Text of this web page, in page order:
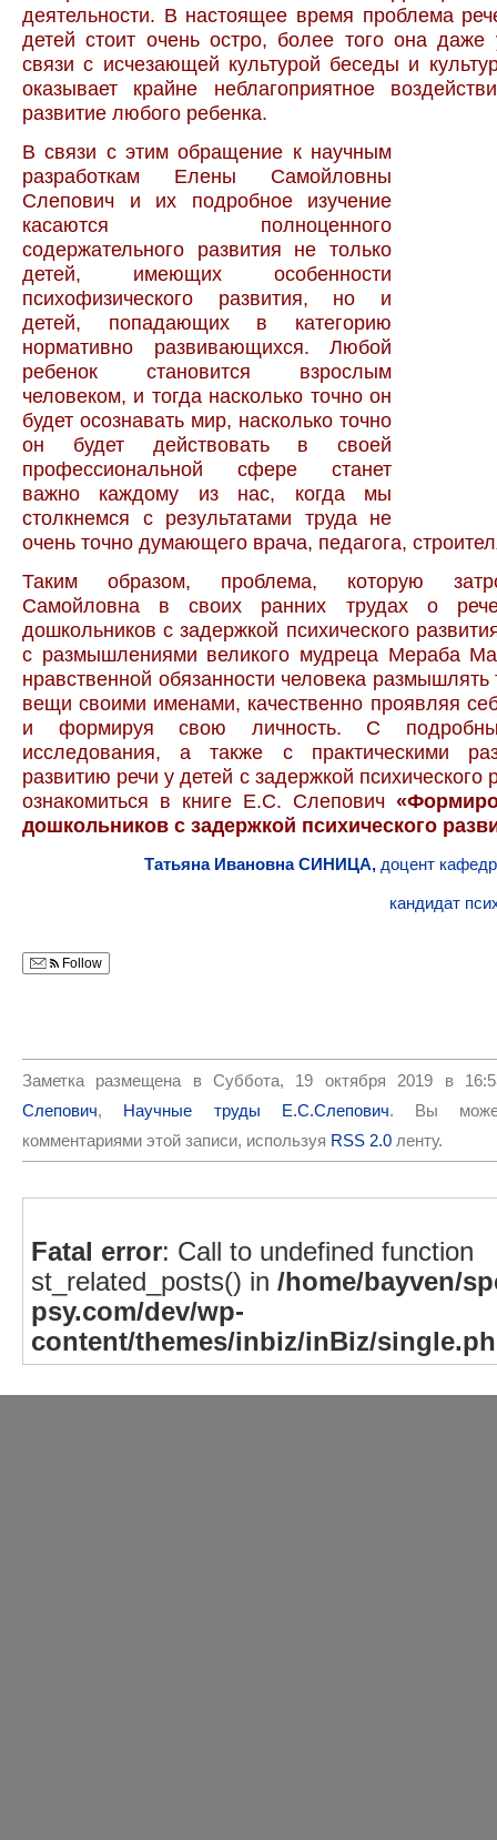
деятельности. В настоящее время проблема
детей стоит очень остро, более того она даже
связи с исчезающей культурой беседы и
оказывает крайне неблагоприятное
развитие любого ребенка.
В связи с этим обращение к научным
разработкам Елены Самойловны
Слепович и их подробное изучение
касаются полноценного
содержательного развития не только
детей, имеющих особенности
психофизического развития, но и
детей, попадающих в категорию
нормативно развивающихся. Любой
ребенок становится взрослым
человеком, и тогда насколько точно он
будет осознавать мир, насколько точно
он будет действовать в своей
профессиональной сфере станет
важно каждому из нас, когда мы
столкнемся с результатами труда не
очень точно думающего врача, педагога,
Таким образом, проблема, которую
Самойловна в своих ранних трудах о
дошкольников с задержкой психического
с размышлениями великого мудреца Мераба
нравственной обязанности человека размышлять
вещи своими именами, качественно проявляя
и формируя свою личность. С
исследования, а также с практическими
развитию речи у детей с задержкой психического
ознакомиться в книге Е.С. Слепович
дошкольников с задержкой психического
Татьяна Ивановна СИНИЦА, доцент
кандидат
Follow
Заметка размещена в Суббота, 19 октября 2019 в
Слепович, Научные труды Е.С.Слепович. Вы
комментариями этой записи, используя RSS 2.0 ленту.
Fatal error: Call to undefined function
st_related_posts() in /home/bayven/
psy.com/dev/wp-
content/themes/inbiz/inBiz/